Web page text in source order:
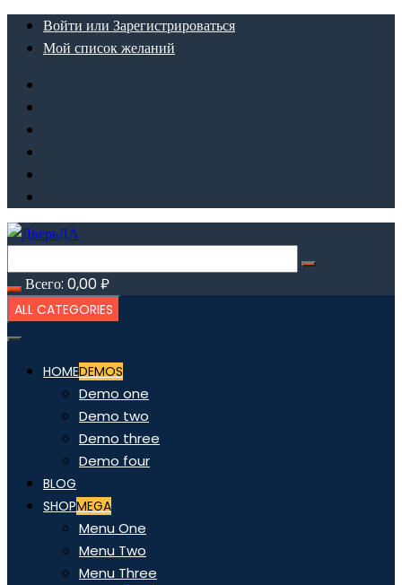
ПерейтиВойти или Зарегистрироваться
Мой список желаний
Всего: 0,00₽
ALL CATEGORIES
HOMEDEMOS
Demo one
Demo two
Demo three
Demo four
BLOG
SHOPMEGA
Menu One
Menu Two
Menu Three